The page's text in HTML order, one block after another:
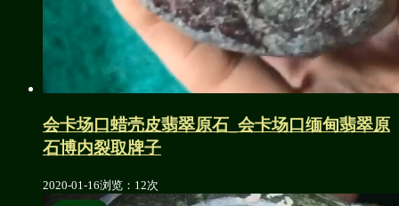
会卡场口蜡壳皮翡翠原石_会卡场口缅甸翡翠原
石博内裂取牌子
2020-01-16浏览：12次